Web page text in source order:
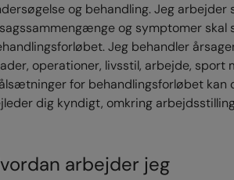
og behandling. Jeg
og symptomer
Jeg behandler
operationer, livsstil, arbejde, sport
for behandlingsforløbet kan
dig kyndigt, omkring
arbejder jeg